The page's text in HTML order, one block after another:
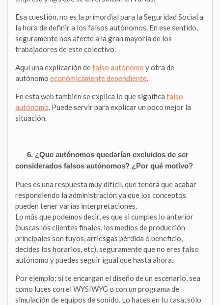
Esa cuestión, no es la primordial para la Seguridad Social a
la hora de definir a los falsos autónomos. En ese sentido,
seguramente nos afecte a la gran mayoría de los
trabajadores de este colectivo.
Aquí una explicación defalso autónomo y otra de
autónomo económicamente dependiente.
En esta web también se explica lo que significa falso
autónomo. Puede servir para explicar un poco mejor la
situación.
6. ¿Que autónomos quedarían excluidos de ser
considerados falsos autónomos? ¿Por qué motivo?
Pues es una respuesta muy difícil, que tendrá que acabar
respondiendo la administración ya que los conceptos
pueden tener varias interpretaciones.
Lo más que podemos decir, es que si cumples lo anterior
(buscas los clientes finales, los medios de producción
principales son tuyos, arriesgas pérdida o beneficio,
decides los horarios, etc), seguramente que no eres falso
autónomo y puedes seguir igual que hasta ahora.
Por ejemplo: si te encargan el diseño de un escenario, sea
como luces con el WYSIWYG o con un programa de
simulación de equipos de sonido. Lo haces en tu casa, sólo